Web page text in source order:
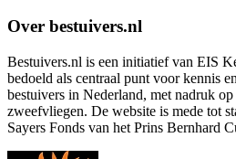
Over bestuivers.nl
Bestuivers.nl is een initiatief van EIS
bedoeld als centraal punt voor kennis
bestuivers in Nederland, met nadruk
zweefvliegen. De website is mede tot
Sayers Fonds van het Prins Bernhard